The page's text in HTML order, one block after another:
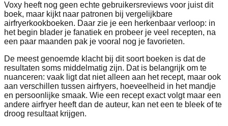
Voxy heeft nog geen echte gebruikersreviews voor juist dit
boek, maar kijkt naar patronen bij vergelijkbare
airfryerkookboeken. Daar zie je een herkenbaar verloop: in
het begin blader je fanatiek en probeer je veel recepten, na
een paar maanden pak je vooral nog je favorieten.
De meest genoemde klacht bij dit soort boeken is dat de
resultaten soms middelmatig zijn. Dat is belangrijk om te
nuanceren: vaak ligt dat niet alleen aan het recept, maar ook
aan verschillen tussen airfryers, hoeveelheid in het mandje
en persoonlijke smaak. Wie een recept exact volgt maar een
andere airfryer heeft dan de auteur, kan net een te bleek of te
droog resultaat krijgen.